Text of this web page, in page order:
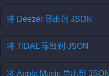
将 Deezer 导出到 JSON
将 TIDAL 导出到 JSON
将 Apple Music 导出到 JSON